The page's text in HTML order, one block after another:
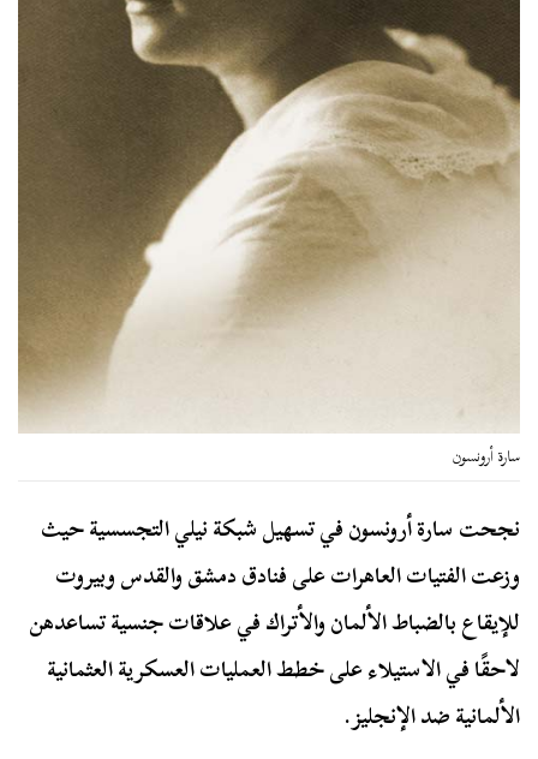
سارة أرونسون
نجحت سارة أرونسون في تسهيل شبكة نيلي التجسسية حيث
وزعت الفتيات العاهرات على فنادق دمشق والقدس وبيروت
للإيقاع بالضباط الألمان والأتراك في علاقات جنسية تساعدهن
لاحقًا في الاستيلاء على خطط العمليات العسكرية العثمانية
الألمانية ضد الإنجليز.